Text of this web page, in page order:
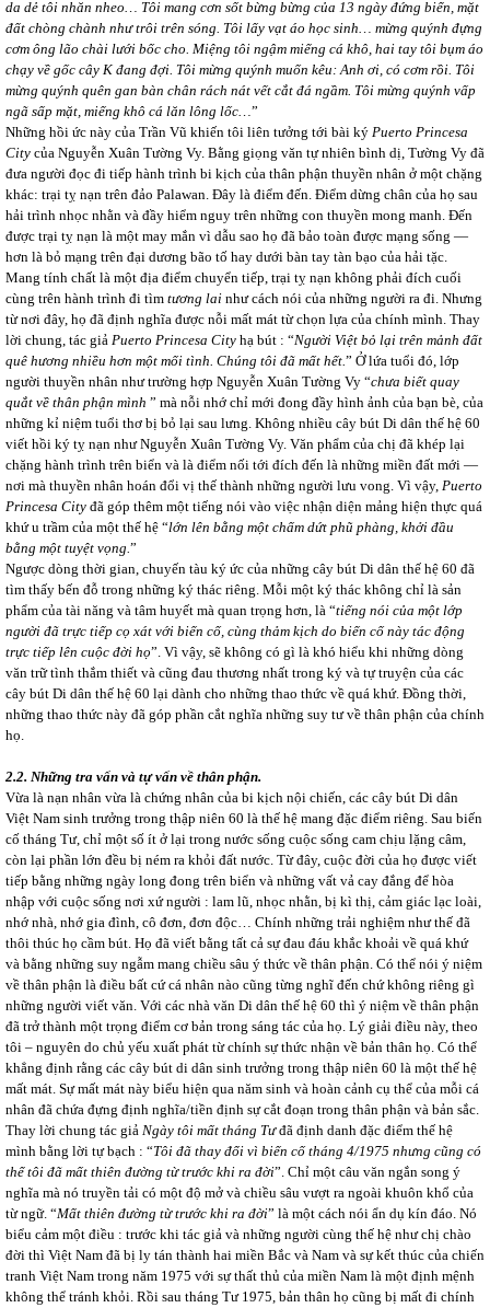
da dẻ tôi nhăn nheo… Tôi mang cơn sốt bừng bừng của 13 ngày đứng biển, mặt
đất chòng chành như trôi trên sóng. Tôi lấy vạt áo học sinh… mừng quýnh đựng
cơm ông lão chài lưới bốc cho. Miệng tôi ngậm miếng cá khô, hai tay tôi bụm áo
chạy về gốc cây K đang đợi. Tôi mừng quýnh muốn kêu: Anh ơi, có cơm rồi. Tôi
mừng quýnh quên gan bàn chân rách nát vết cắt đá ngầm. Tôi mừng quýnh vấp
ngã sấp mặt, miếng khô cá lăn lông lốc…”
Những hồi ức này của Trần Vũ khiến tôi liên tưởng tới bài ký Puerto Princesa
City của Nguyễn Xuân Tường Vy. Bằng giọng văn tự nhiên bình dị, Tường Vy đã
đưa người đọc đi tiếp hành trình bi kịch của thân phận thuyền nhân ở một chặng
khác: trại tỵ nạn trên đảo Palawan. Đây là điểm đến. Điểm dừng chân của họ sau
hải trình nhọc nhằn và đầy hiểm nguy trên những con thuyền mong manh. Đến
được trại tỵ nạn là một may mắn vì dẫu sao họ đã bảo toàn được mạng sống ―
hơn là bỏ mạng trên đại dương bão tố hay dưới bàn tay tàn bạo của hải tặc.
Mang tính chất là một địa điểm chuyển tiếp, trại tỵ nạn không phải đích cuối
cùng trên hành trình đi tìm tương lai như cách nói của những người ra đi. Nhưng
từ nơi đây, họ đã định nghĩa được nỗi mất mát từ chọn lựa của chính mình. Thay
lời chung, tác giả Puerto Princesa City hạ bút : “Người Việt bỏ lại trên mảnh đất
quê hương nhiều hơn một mối tình. Chúng tôi đã mất hết.” Ở lứa tuổi đó, lớp
người thuyền nhân như trường hợp Nguyễn Xuân Tường Vy “chưa biết quay
quắt về thân phận mình ” mà nỗi nhớ chỉ mới đong đầy hình ảnh của bạn bè, của
những kỉ niệm tuổi thơ bị bỏ lại sau lưng. Không nhiều cây bút Di dân thế hệ 60
viết hồi ký tỵ nạn như Nguyễn Xuân Tường Vy. Văn phẩm của chị đã khép lại
chặng hành trình trên biển và là điểm nối tới đích đến là những miền đất mới ―
nơi mà thuyền nhân hoán đổi vị thế thành những người lưu vong. Vì vậy, Puerto
Princesa City đã góp thêm một tiếng nói vào việc nhận diện mảng hiện thực quá
khứ u trầm của một thế hệ “lớn lên bằng một chấm dứt phũ phàng, khởi đầu
bằng một tuyệt vọng.”
Ngược dòng thời gian, chuyến tàu ký ức của những cây bút Di dân thế hệ 60 đã
tìm thấy bến đỗ trong những ký thác riêng. Mỗi một ký thác không chỉ là sản
phẩm của tài năng và tâm huyết mà quan trọng hơn, là “tiếng nói của một lớp
người đã trực tiếp cọ xát với biến cố, cùng thảm kịch do biến cố này tác động
trực tiếp lên cuộc đời họ”. Vì vậy, sẽ không có gì là khó hiểu khi những dòng
văn trữ tình thắm thiết và cũng đau thương nhất trong ký và tự truyện của các
cây bút Di dân thế hệ 60 lại dành cho những thao thức về quá khứ. Đồng thời,
những thao thức này đã góp phần cắt nghĩa những suy tư về thân phận của chính
họ.
2.2. Những tra vấn và tự vấn về thân phận.
Vừa là nạn nhân vừa là chứng nhân của bi kịch nội chiến, các cây bút Di dân
Việt Nam sinh trưởng trong thập niên 60 là thế hệ mang đặc điểm riêng. Sau biến
cố tháng Tư, chỉ một số ít ở lại trong nước sống cuộc sống cam chịu lặng câm,
còn lại phần lớn đều bị ném ra khỏi đất nước. Từ đây, cuộc đời của họ được viết
tiếp bằng những ngày long đong trên biển và những vất vả cay đắng để hòa
nhập với cuộc sống nơi xứ người : lam lũ, nhọc nhằn, bị kì thị, cảm giác lạc loài,
nhớ nhà, nhớ gia đình, cô đơn, đơn độc… Chính những trải nghiệm như thế đã
thôi thúc họ cầm bút. Họ đã viết bằng tất cả sự đau đáu khắc khoải về quá khứ
và bằng những suy ngẫm mang chiều sâu ý thức về thân phận. Có thể nói ý niệm
về thân phận là điều bất cứ cá nhân nào cũng từng nghĩ đến chứ không riêng gì
những người viết văn. Với các nhà văn Di dân thế hệ 60 thì ý niệm về thân phận
đã trở thành một trọng điểm cơ bản trong sáng tác của họ. Lý giải điều này, theo
tôi – nguyên do chủ yếu xuất phát từ chính sự thức nhận về bản thân họ. Có thể
khẳng định rằng các cây bút di dân sinh trưởng trong thập niên 60 là một thế hệ
mất mát. Sự mất mát này biểu hiện qua năm sinh và hoàn cảnh cụ thể của mỗi cá
nhân đã chứa đựng định nghĩa/tiền định sự cắt đoạn trong thân phận và bản sắc.
Thay lời chung tác giả Ngày tôi mất tháng Tưđã định danh đặc điểm thế hệ
mình bằng lời tự bạch : “Tôi đã thay đổi vì biến cố tháng 4/1975 nhưng cũng có
thể tôi đã mất thiên đường từ trước khi ra đời”. Chỉ một câu văn ngắn song ý
nghĩa mà nó truyền tải có một độ mở và chiều sâu vượt ra ngoài khuôn khổ của
từ ngữ. “Mất thiên đường từ trước khi ra đời” là một cách nói ẩn dụ kín đáo. Nó
biểu cảm một điều : trước khi tác giả và những người cùng thế hệ như chị chào
đời thì Việt Nam đã bị ly tán thành hai miền Bắc và Nam và sự kết thúc của chiến
tranh Việt Nam trong năm 1975 với sự thất thủ của miền Nam là một định mệnh
không thể tránh khỏi. Rồi sau tháng Tư 1975, bản thân họ cũng bị mất đi chính